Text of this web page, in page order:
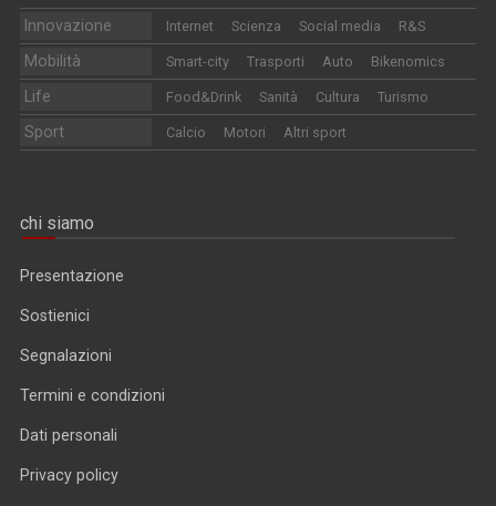
Innovazione Internet Scienza Social media R&S
Mobilità Smart-city Trasporti Auto Bikenomics
Life Food&Drink Sanità Cultura Turismo
Sport Calcio Motori Altri sport
chi siamo
Presentazione
Sostienici
Segnalazioni
Termini e condizioni
Dati personali
Privacy policy